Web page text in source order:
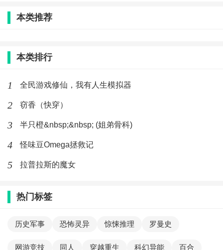
本类推荐
本类排行
1 全民游戏修仙，我有人生模拟器
2 窃香（快穿）
3 半只橙&nbsp;&nbsp; (姐弟骨科)
4 怪味豆Omega拯救记
5 拉普拉斯的魔女
热门标签
历史军事 恐怖灵异 惊悚推理 罗曼史
网游竞技 同人 穿越重生 科幻异能 百合